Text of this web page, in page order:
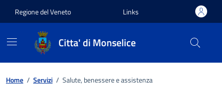
Regione del Veneto Links
Citta' di Monselice
Home / Servizi / Salute, benessere e assistenza